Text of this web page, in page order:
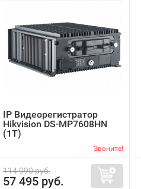
IP Видеорегистратор
Hikvision DS-MP7608HN
(1T)
Звоните!
114 990 руб.
57 495 руб.